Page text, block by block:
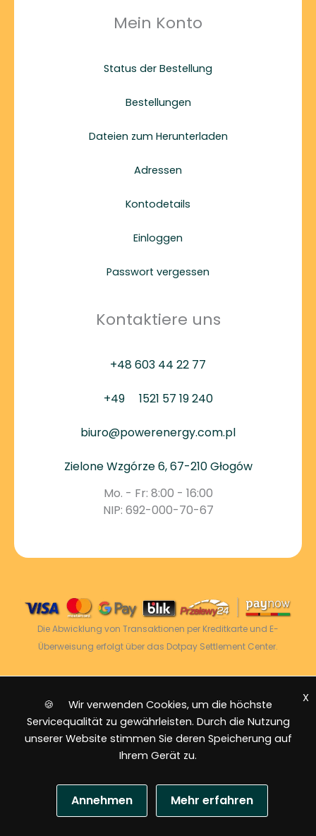
Mein Konto
Status der Bestellung
Bestellungen
Dateien zum Herunterladen
Adressen
Kontodetails
Einloggen
Passwort vergessen
Kontaktiere uns
+48 603 44 22 77
+49 1521 57 19 240
biuro@powerenergy.com.pl
Zielone Wzgórze 6, 67-210 Głogów
Mo. - Fr: 8:00 - 16:00
NIP: 692-000-70-67
Die Abwicklung von Transaktionen per Kreditkarte und E-
Überweisung erfolgt über das Dotpay Settlement Center.
2026 © Power Energy - Alle Rechte vorbehalten
Sitemap
🍪 Wir verwenden Cookies, um die höchste
Servicequalität zu gewährleisten. Durch die Nutzung
unserer Website stimmen Sie deren Speicherung auf
Ihrem Gerät zu.
Annehmen Mehr erfahren
X
US-Dollar